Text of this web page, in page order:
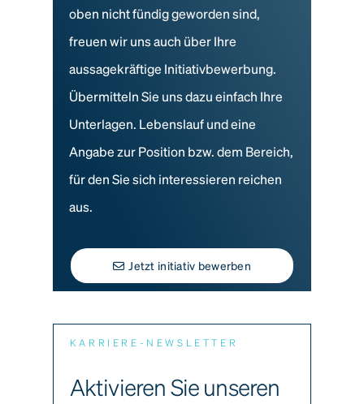
oben nicht fündig geworden sind,
freuen wir uns auch über Ihre
aussagekräftige Initiativbewerbung.
Übermitteln Sie uns dazu einfach Ihre
Unterlagen. Lebenslauf und eine
Angabe zur Position bzw. dem Bereich,
für den Sie sich interessieren reichen
aus.
Jetzt initiativ bewerben
KARRIERE-NEWSLETTER
Aktivieren Sie unseren